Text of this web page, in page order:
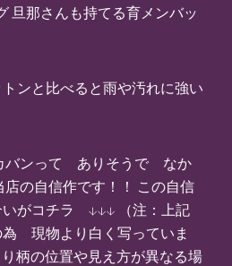
旦那さんも持てる育メンバッ
ンと比べると雨や汚れに強い
バンって ありそうで なか
の自信作です！！ この自信
いがコチラ ↓↓↓ （注：上記
現物より白く写っていま
柄の位置や見え方が異なる場